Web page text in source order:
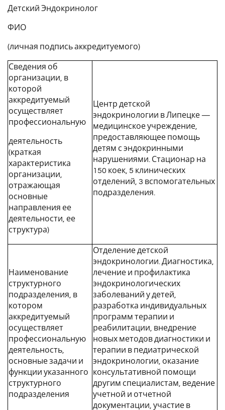
Детский Эндокринолог
ФИО
(личная подпись аккредитуемого)
Сведения об
организации, в
которой
аккредитуемый
осуществляет
профессиональную
деятельность
(краткая
характеристика
организации,
отражающая
основные
направления ее
деятельности, ее
структура)
Центр детской
эндокринологии в Липецке —
медицинское учреждение,
предоставляющее помощь
детям с эндокринными
нарушениями. Стационар на
150 коек, 5 клинических
отделений, 3 вспомогательных
подразделения.
Наименование
структурного
подразделения, в
котором
аккредитуемый
осуществляет
профессиональную
деятельность,
основные задачи и
функции указанного
структурного
подразделения
Отделение детской
эндокринологии. Диагностика,
лечение и профилактика
эндокринологических
заболеваний у детей,
разработка индивидуальных
программ терапии и
реабилитации, внедрение
новых методов диагностики и
терапии в педиатрической
эндокринологии, оказание
консультативной помощи
другим специалистам, ведение
учетной и отчетной
документации, участие в